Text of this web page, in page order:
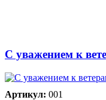
С уважением к
Артикул: 001